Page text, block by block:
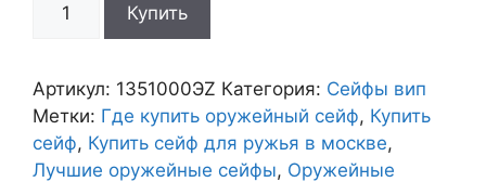
товара
оружейный
1351000ЭZ
Купить
Артикул: 1351000ЭZ Категория: Сейфы вип
Метки: Где купить оружейный сейф, Купить
сейф, Купить сейф для ружья в москве,
Лучшие оружейные сейфы, Оружейные